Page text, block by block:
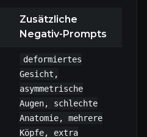
Zusätzliche
Negativ-Prompts
deformiertes
Gesicht,
asymmetrische
Augen, schlechte
Anatomie, mehrere
Köpfe, extra